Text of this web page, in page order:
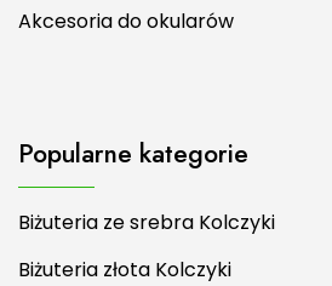
Akcesoria do okularów
Popularne kategorie
Biżuteria ze srebra Kolczyki
Biżuteria złota Kolczyki